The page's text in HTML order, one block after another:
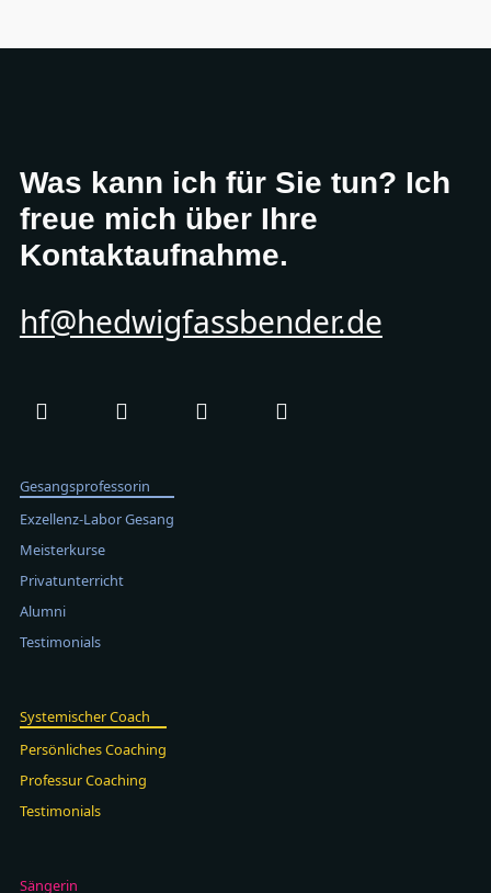
Was kann ich für Sie tun? Ich
freue mich über Ihre
Kontaktaufnahme.
hf@hedwigfassbender.de
Gesangsprofessorin
Exzellenz-Labor Gesang
Meisterkurse
Privatunterricht
Alumni
Testimonials
Systemischer Coach
Persönliches Coaching
Professur Coaching
Testimonials
Sängerin